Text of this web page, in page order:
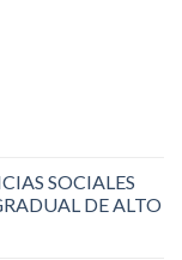
SOCIALES
DE ALTO